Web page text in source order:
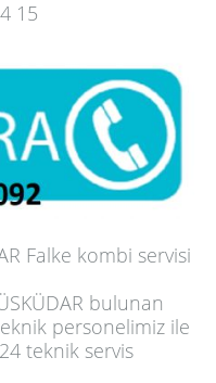
15
Falke kombi servisi
bulunan
personelimiz ile
teknik servis